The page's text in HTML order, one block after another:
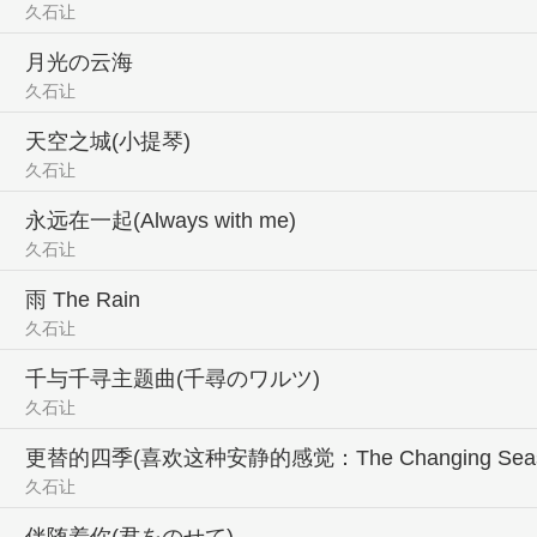
久石让
月光の云海
久石让
天空之城(小提琴)
久石让
永远在一起(Always with me)
久石让
雨 The Rain
久石让
千与千寻主题曲(千尋のワルツ)
久石让
更替的四季(喜欢这种安静的感觉：The Changing
久石让